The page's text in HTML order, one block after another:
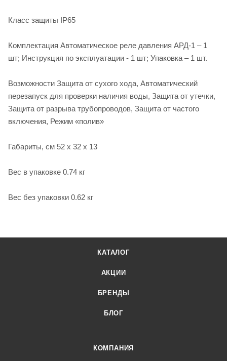
Класс защиты IP65
Комплектация Автоматическое реле давления АРД-1 – 1
шт; Инструкция по эксплуатации - 1 шт; Упаковка – 1 шт.
Возможности Защита от сухого хода, Автоматический
перезапуск для проверки наличия воды, Защита от утечки,
Защита от разрыва трубопроводов, Защита от частого
включения, Режим «полив»
Габариты, см 52 х 32 х 13
Вес в упаковке 0.74 кг
Вес без упаковки 0.62 кг
КАТАЛОГ
АКЦИИ
БРЕНДЫ
БЛОГ
КОМПАНИЯ